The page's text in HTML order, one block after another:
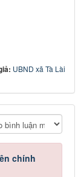
UBND xã Tà Lài
chính